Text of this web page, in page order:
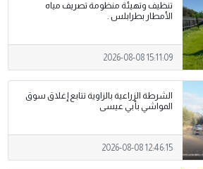
تنظيف وتهيئة منظومة تصريف مياه
الأمطار بطرابلس .
2026-08-08 15:11:09
الشرطة الزراعية بالزاوية تتابع إغلاق سوق
المواشي بأبي عيسى
2026-08-08 12:46:15